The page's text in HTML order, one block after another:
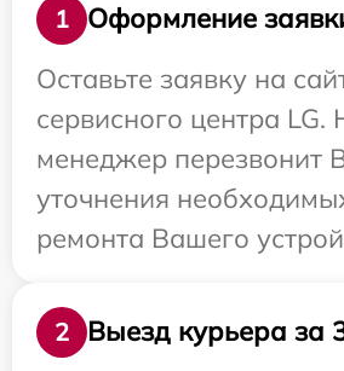
1
Оформление
Оставьте заявку на
сервисного центра
менеджер перезвонит
уточнения
ремонта Вашего
2
Выезд курьера за